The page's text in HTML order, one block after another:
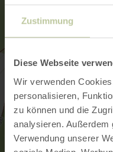
Zustimmung
Diese Webseite
Wir verwenden
personalisieren,
zu können und die
analysieren. Außerdem
Verwendung unserer